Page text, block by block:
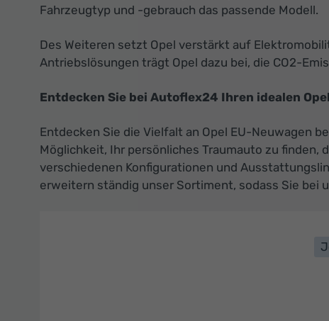
Fahrzeugtyp und -gebrauch das passende Modell.
Des Weiteren setzt Opel verstärkt auf
Antriebslösungen trägt Opel dazu bei, die CO2-
Entdecken Sie bei Autoflex24 Ihren idealen
Entdecken Sie die Vielfalt an Opel EU-Neuwagen
Möglichkeit, Ihr persönliches Traumauto zu
verschiedenen Konfigurationen und
erweitern ständig unser Sortiment, sodass Sie bei